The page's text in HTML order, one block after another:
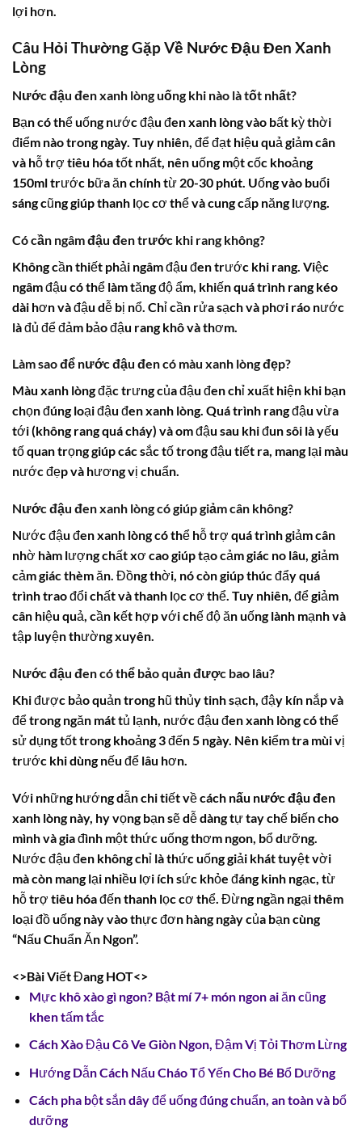
lợi hơn.
Câu Hỏi Thường Gặp Về Nước Đậu Đen Xanh
Lòng
Nước đậu đen xanh lòng uống khi nào là tốt nhất?
Bạn có thể uống nước đậu đen xanh lòng vào bất kỳ thời
điểm nào trong ngày. Tuy nhiên, để đạt hiệu quả giảm cân
và hỗ trợ tiêu hóa tốt nhất, nên uống một cốc khoảng
150ml trước bữa ăn chính từ 20-30 phút. Uống vào buổi
sáng cũng giúp thanh lọc cơ thể và cung cấp năng lượng.
Có cần ngâm đậu đen trước khi rang không?
Không cần thiết phải ngâm đậu đen trước khi rang. Việc
ngâm đậu có thể làm tăng độ ẩm, khiến quá trình rang kéo
dài hơn và đậu dễ bị nổ. Chỉ cần rửa sạch và phơi ráo nước
là đủ để đảm bảo đậu rang khô và thơm.
Làm sao để nước đậu đen có màu xanh lòng đẹp?
Màu xanh lòng đặc trưng của đậu đen chỉ xuất hiện khi bạn
chọn đúng loại đậu đen xanh lòng. Quá trình rang đậu vừa
tới (không rang quá cháy) và om đậu sau khi đun sôi là yếu
tố quan trọng giúp các sắc tố trong đậu tiết ra, mang lại màu
nước đẹp và hương vị chuẩn.
Nước đậu đen xanh lòng có giúp giảm cân không?
Nước đậu đen xanh lòng có thể hỗ trợ quá trình giảm cân
nhờ hàm lượng chất xơ cao giúp tạo cảm giác no lâu, giảm
cảm giác thèm ăn. Đồng thời, nó còn giúp thúc đẩy quá
trình trao đổi chất và thanh lọc cơ thể. Tuy nhiên, để giảm
cân hiệu quả, cần kết hợp với chế độ ăn uống lành mạnh và
tập luyện thường xuyên.
Nước đậu đen có thể bảo quản được bao lâu?
Khi được bảo quản trong hũ thủy tinh sạch, đậy kín nắp và
để trong ngăn mát tủ lạnh, nước đậu đen xanh lòng có thể
sử dụng tốt trong khoảng 3 đến 5 ngày. Nên kiểm tra mùi vị
trước khi dùng nếu để lâu hơn.
Với những hướng dẫn chi tiết vềcách nấu nước đậu đen
xanh lòngnày, hy vọng bạn sẽ dễ dàng tự tay chế biến cho
mình và gia đình một thức uống thơm ngon, bổ dưỡng.
Nước đậu đen không chỉ là thức uống giải khát tuyệt vời
mà còn mang lại nhiều lợi ích sức khỏe đáng kinh ngạc, từ
hỗ trợ tiêu hóa đến thanh lọc cơ thể. Đừng ngần ngại thêm
loại đồ uống này vào thực đơn hàng ngày của bạn cùng
“Nấu Chuẩn Ăn Ngon”.
<>Bài Viết Đang HOT<>
Mực khô xào gì ngon? Bật mí 7+ món ngon ai ăn cũng
khen tấm tắc
Cách Xào Đậu Cô Ve Giòn Ngon, Đậm Vị Tỏi Thơm Lừng
Hướng Dẫn Cách Nấu Cháo Tổ Yến Cho Bé Bổ Dưỡng
Cách pha bột sắn dây để uống đúng chuẩn, an toàn và bổ
dưỡng